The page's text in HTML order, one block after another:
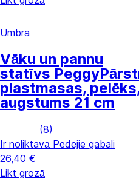
Umbra
Vāku un pannu
statīvs Peggy
plastmasas,
augstums 21 cm
(8)
Ir noliktavā Pēdējie gabali
26,40 €
Likt grozā